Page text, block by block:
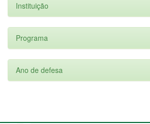
Instituição
Programa
Ano de defesa